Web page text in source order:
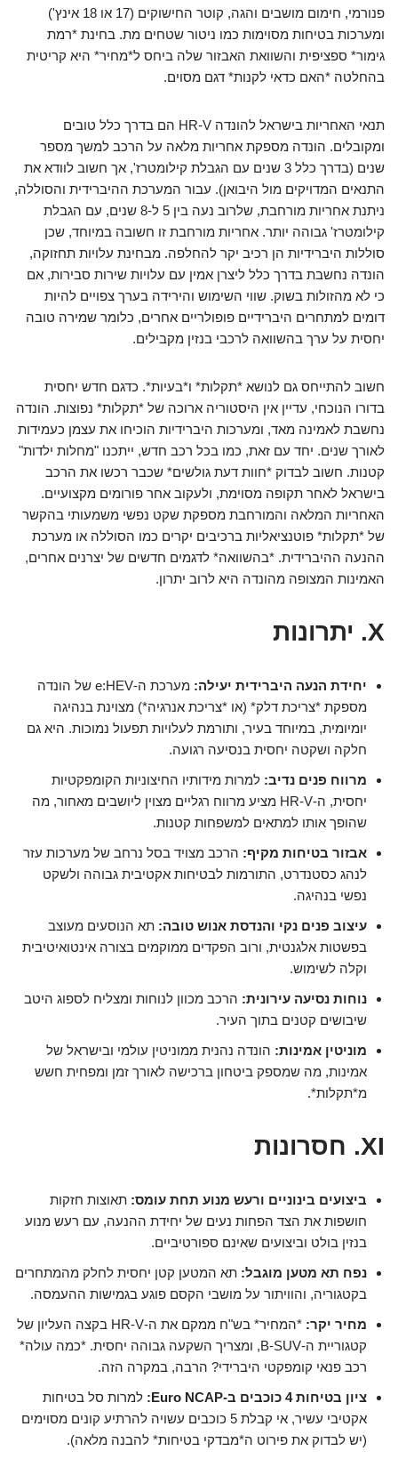
פנורמי, חימום מושבים והגה, קוטר החישוקים (17 או 18 אינץ')
ומערכות בטיחות מסוימות כמו ניטור שטחים מת. בחינת *רמת
גימור* ספציפית והשוואת האבזור שלה ביחס ל*מחיר* היא קריטית
בהחלטה *האם כדאי לקנות* דגם מסוים.
תנאי האחריות בישראל להונדה HR-V הם בדרך כלל טובים
ומקובלים. הונדה מספקת אחריות מלאה על הרכב למשך מספר
שנים (בדרך כלל 3 שנים עם הגבלת קילומטרז', אך חשוב לוודא את
התנאים המדויקים מול היבואן). עבור המערכת ההיברידית והסוללה,
ניתנת אחריות מורחבת, שלרוב נעה בין 5 ל-8 שנים, עם הגבלת
קילומטרז' גבוהה יותר. אחריות מורחבת זו חשובה במיוחד, שכן
סוללות היברידיות הן רכיב יקר להחלפה. מבחינת עלויות תחזוקה,
הונדה נחשבת בדרך כלל ליצרן אמין עם עלויות שירות סבירות, אם
כי לא מהזולות בשוק. שווי השימוש והירידה בערך צפויים להיות
דומים למתחרים היברידיים פופולריים אחרים, כלומר שמירה טובה
יחסית על ערך בהשוואה לרכבי בנזין מקבילים.
חשוב להתייחס גם לנושא *תקלות* ו*בעיות*. כדגם חדש יחסית
בדורו הנוכחי, עדיין אין היסטוריה ארוכה של *תקלות* נפוצות. הונדה
נחשבת לאמינה מאד, ומערכות היברידיות הוכיחו את עצמן כעמידות
לאורך שנים. יחד עם זאת, כמו בכל רכב חדש, ייתכנו "מחלות ילדות"
קטנות. חשוב לבדוק *חוות דעת גולשים* שכבר רכשו את הרכב
בישראל לאחר תקופה מסוימת, ולעקוב אחר פורומים מקצועיים.
האחריות המלאה והמורחבת מספקת שקט נפשי משמעותי בהקשר
של *תקלות* פוטנציאליות ברכיבים יקרים כמו הסוללה או מערכת
ההנעה ההיברידית. *בהשוואה* לדגמים חדשים של יצרנים אחרים,
האמינות המצופה מהונדה היא לרוב יתרון.
X. יתרונות
יחידת הנעה היברידית יעילה:
מערכת ה-e:HEV של הונדה
מספקת *צריכת דלק* (או *צריכת אנרגיה*) מצוינת בנהיגה
יומיומית, במיוחד בעיר, ותורמת לעלויות תפעול נמוכות. היא גם
חלקה ושקטה יחסית בנסיעה רגועה.
מרווח פנים נדיב: למרות מידותיו החיצוניות הקומפקטיות
יחסית, ה-HR-V מציע מרווח רגליים מצוין ליושבים מאחור, מה
שהופך אותו למתאים למשפחות קטנות.
אבזור בטיחות מקיף: הרכב מצויד בסל נרחב של מערכות עזר
לנהג כסטנדרט, התורמות לבטיחות אקטיבית גבוהה ולשקט
נפשי בנהיגה.
עיצוב פנים נקי והנדסת אנוש טובה: תא הנוסעים מעוצב
בפשטות אלגנטית, ורוב הפקדים ממוקמים בצורה אינטואיטיבית
וקלה לשימוש.
נוחות נסיעה עירונית: הרכב מכוון לנוחות ומצליח לספוג היטב
שיבושים קטנים בתוך העיר.
מוניטין אמינות: הונדה נהנית ממוניטין עולמי ובישראל של
אמינות, מה שמספק ביטחון ברכישה לאורך זמן ומפחית חשש
מ*תקלות*.
XI. חסרונות
ביצועים בינוניים ורעש מנוע תחת עומס: תאוצות חזקות
חושפות את הצד הפחות נעים של יחידת ההנעה, עם רעש מנוע
בנזין בולט וביצועים שאינם ספורטיביים.
נפח תא מטען מוגבל: תא המטען קטן יחסית לחלק מהמתחרים
בקטגוריה, והוויתור על מושבי הקסם פוגע בגמישות ההעמסה.
מחיר יקר:
*המחיר* בש"ח ממקם את ה-HR-V בקצה העליון של
קטגוריית ה-B-SUV, ומצריך השקעה גבוהה יחסית. *כמה עולה*
רכב פנאי קומפקטי היברידי? הרבה, במקרה הזה.
ציון בטיחות 4 כוכבים ב-Euro NCAP:
למרות סל בטיחות
אקטיבי עשיר, אי קבלת 5 כוכבים עשויה להרתיע קונים מסוימים
(יש לבדוק את פירוט ה*מבדקי בטיחות* להבנה מלאה).